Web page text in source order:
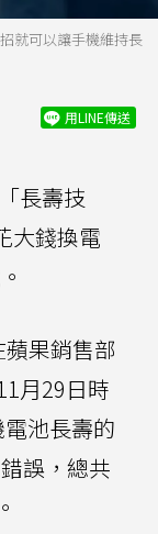
就可以讓手機維持長
用LINE傳送
「長壽技
大錢換電
果銷售部
月29日時
池長壽的
誤，總共